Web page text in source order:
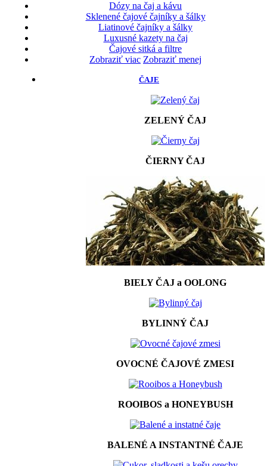
Dózy na čaj a kávu
Sklenené čajové čajníky a šálky
Liatinové čajníky a šálky
Luxusné kazety na čaj
Čajové sitká a filtre
Zobraziť viac Zobraziť menej
ČAJE
ZELENÝ ČAJ
ČIERNY ČAJ
BIELY ČAJ a OOLONG
BYLINNÝ ČAJ
OVOCNÉ ČAJOVÉ ZMESI
ROOIBOS a HONEYBUSH
BALENÉ A INSTANTNÉ ČAJE